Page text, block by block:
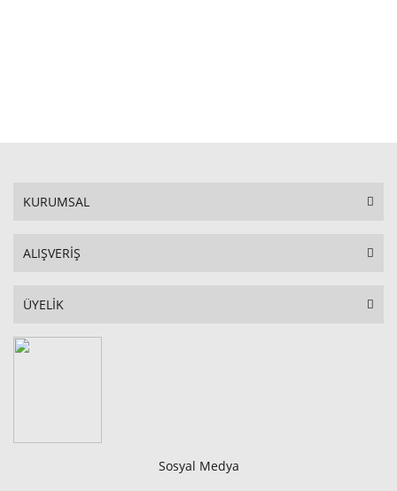
KURUMSAL
ALIŞVERİŞ
ÜYELİK
Sosyal Medya